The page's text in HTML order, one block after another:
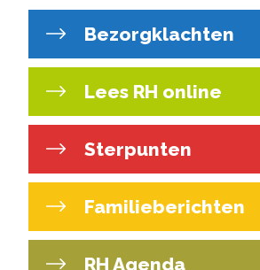
Bezorgklachten
Lees RH online
Sterpunten
Familieberichten
RH Agenda